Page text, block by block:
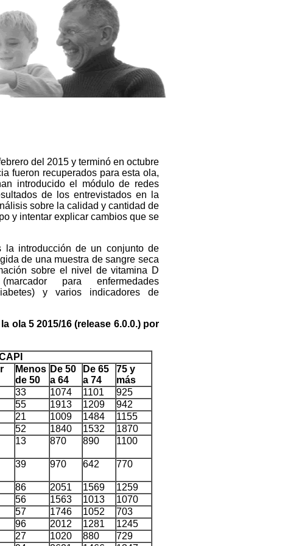
del 2015 y terminó en octubre
fueron recuperados para esta ola,
introducido el módulo de redes
de los entrevistados en la
sobre la calidad y cantidad de
y intentar explicar cambios que se
introducción de un conjunto de
de una muestra de sangre seca
sobre el nivel de vitamina D
para enfermedades
y varios indicadores de
ola 5 2015/16 (release 6.0.0.) por
Menos
de 50
De 50
a 64
De 65
a 74
75 y
más
33 1074 1101
925
55 1913 1209
942
21 1009 1484
1155
52 1840 1532
1870
13 870 890 1100
39 970 642 770
86 2051 1569
1259
56 1563 1013
1070
57 1746 1052
703
96 2012 1281
1245
27 1020 880
729